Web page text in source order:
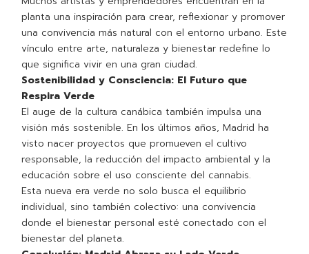
planta una inspiración para crear, reflexionar y promover
una convivencia más natural con el entorno urbano. Este
vínculo entre arte, naturaleza y bienestar redefine lo
que significa vivir en una gran ciudad.
Sostenibilidad y Consciencia: El Futuro que
Respira Verde
El auge de la cultura canábica también impulsa una
visión más sostenible. En los últimos años, Madrid ha
visto nacer proyectos que promueven el cultivo
responsable, la reducción del impacto ambiental y la
educación sobre el uso consciente del cannabis.
Esta nueva era verde no solo busca el equilibrio
individual, sino también colectivo: una convivencia
donde el bienestar personal esté conectado con el
bienestar del planeta.